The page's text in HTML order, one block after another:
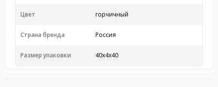
Цвет горчичный
Страна бренда Россия
Размер упаковки 40x4x40